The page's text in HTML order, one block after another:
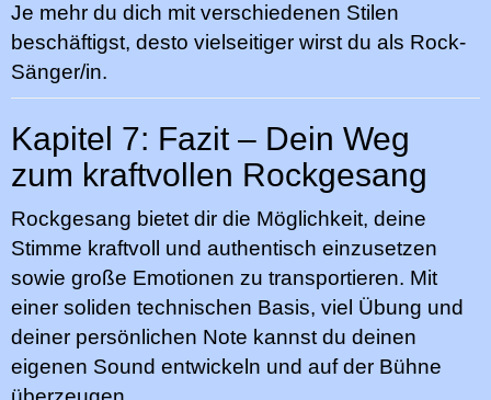
Je mehr du dich mit verschiedenen Stilen
beschäftigst, desto vielseitiger wirst du als Rock-
Sänger/in.
Kapitel 7: Fazit – Dein Weg
zum kraftvollen Rockgesang
Rockgesang bietet dir die Möglichkeit, deine
Stimme kraftvoll und authentisch einzusetzen
sowie große Emotionen zu transportieren. Mit
einer soliden technischen Basis, viel Übung und
deiner persönlichen Note kannst du deinen
eigenen Sound entwickeln und auf der Bühne